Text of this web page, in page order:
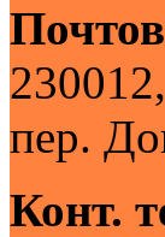
пер.
Конт.